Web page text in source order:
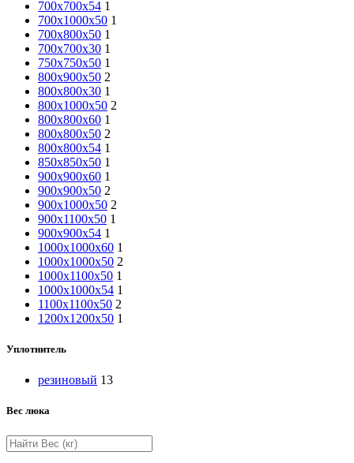
700х700х54 1
700х1000х50 1
700х800х50 1
700х700х30 1
750x750x50 1
800х900х50 2
800х800х30 1
800х1000х50 2
800х800х60 1
800х800х50 2
800х800х54 1
850x850x50 1
900х900х60 1
900х900х50 2
900х1000х50 2
900х1100х50 1
900х900х54 1
1000х1000х60 1
1000х1000х50 2
1000х1100х50 1
1000х1000х54 1
1100х1100х50 2
1200х1200х50 1
Уплотнитель
резиновый 13
Вес люка